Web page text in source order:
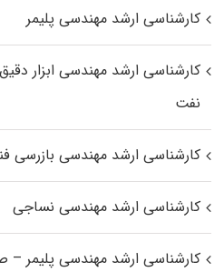
کارشناسی ارشد مهندسی پلیمر
کارشناسی ارشد مهندسی ابزار
نفت
کارشناسی ارشد مهندسی بازرسی
کارشناسی ارشد مهندسی نساجی
کارشناسی ارشد مهندسی پلیمر –